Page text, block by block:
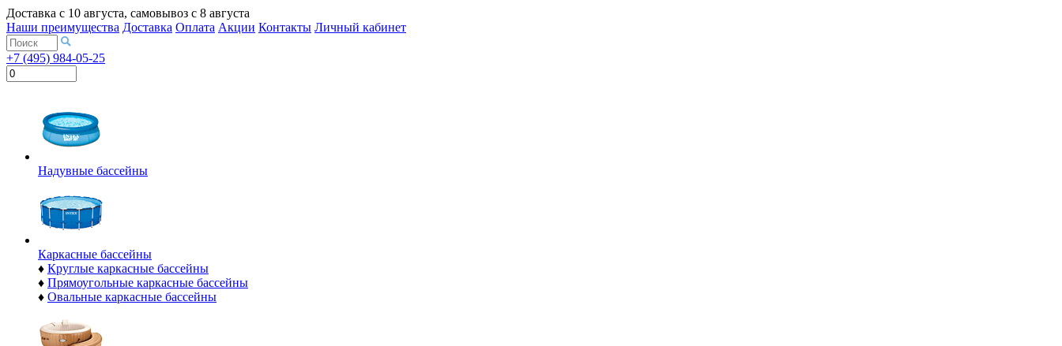
Доставка с 10 августа, самовывоз с 8 августа
Наши преимущества Доставка Оплата Акции Контакты Личный кабинет
+7 (495) 984-05-25
Надувные бассейны
Каркасные бассейны
♦ Круглые каркасные бассейны
♦ Прямоугольные каркасные бассейны
♦ Овальные каркасные бассейны